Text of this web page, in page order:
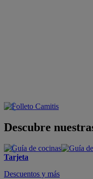
Descubre
Tarjeta
Descuentos y más